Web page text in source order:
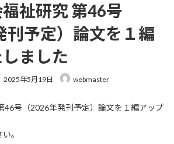
祉研究 第46号
刊予定）論文を１編
ました
最
新
時
:
2025年5月19日 webmaster
46号（2026年発刊予定）論文を１編アップ
。